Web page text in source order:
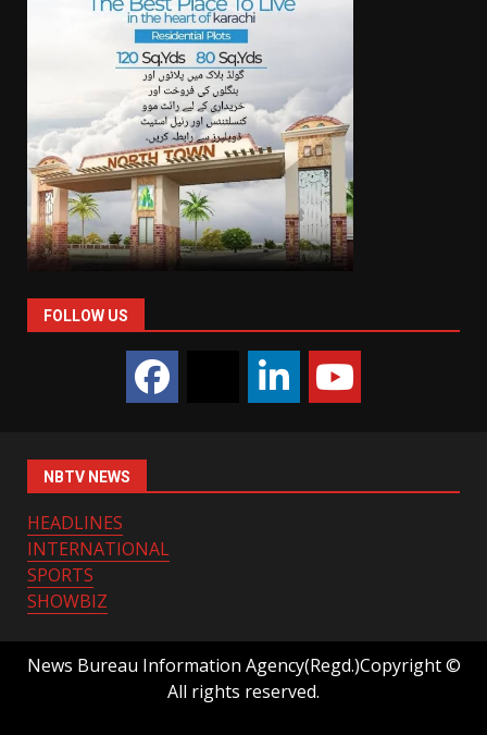
FOLLOW US
NBTV NEWS
HEADLINES
INTERNATIONAL
SPORTS
SHOWBIZ
News Bureau Information Agency(Regd.)Copyright ©
All rights reserved.